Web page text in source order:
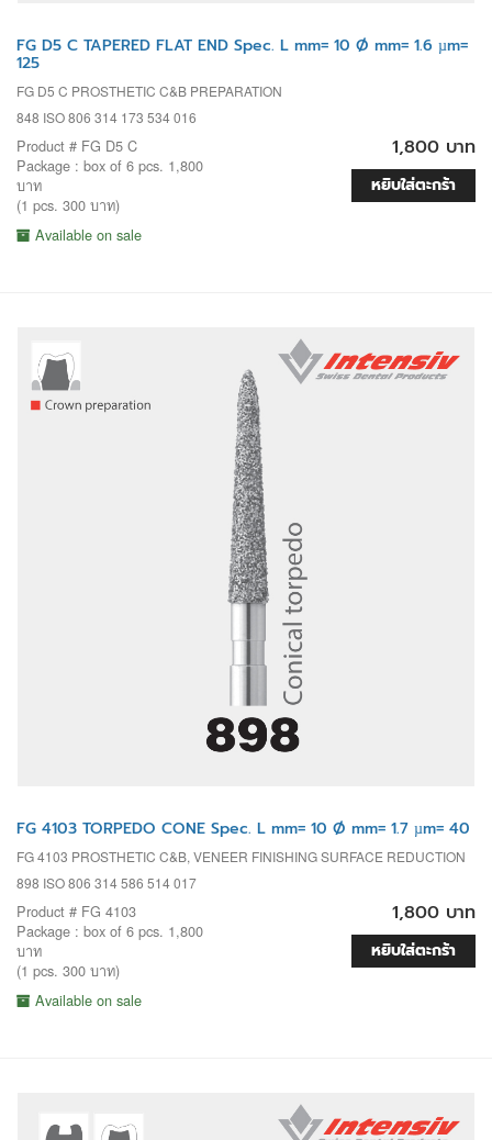
FG D5 C TAPERED FLAT END Spec. L mm= 10 Ø mm= 1.6 µm=
125
FG D5 C PROSTHETIC C&B PREPARATION
848 ISO 806 314 173 534 016
Product # FG D5 C
Package : box of 6 pcs. 1,800
บาท
(1 pcs. 300 บาท)
Available on sale
1,800 บาท
หยิบใส่ตะกร้า
FG 4103 TORPEDO CONE Spec. L mm= 10 Ø mm= 1.7 µm= 40
FG 4103 PROSTHETIC C&B, VENEER FINISHING SURFACE REDUCTION
898 ISO 806 314 586 514 017
Product # FG 4103
Package : box of 6 pcs. 1,800
บาท
(1 pcs. 300 บาท)
Available on sale
1,800 บาท
หยิบใส่ตะกร้า